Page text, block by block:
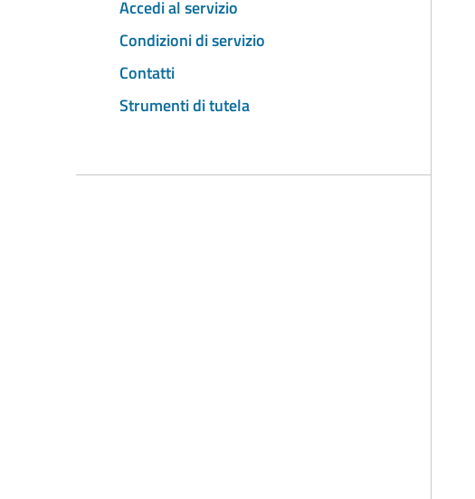
Accedi al servizio
Condizioni di servizio
Contatti
Strumenti di tutela